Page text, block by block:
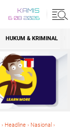
KAMIS
6 08 2026
HUKUM & KRIMINAL
› Headline › Nasional ›